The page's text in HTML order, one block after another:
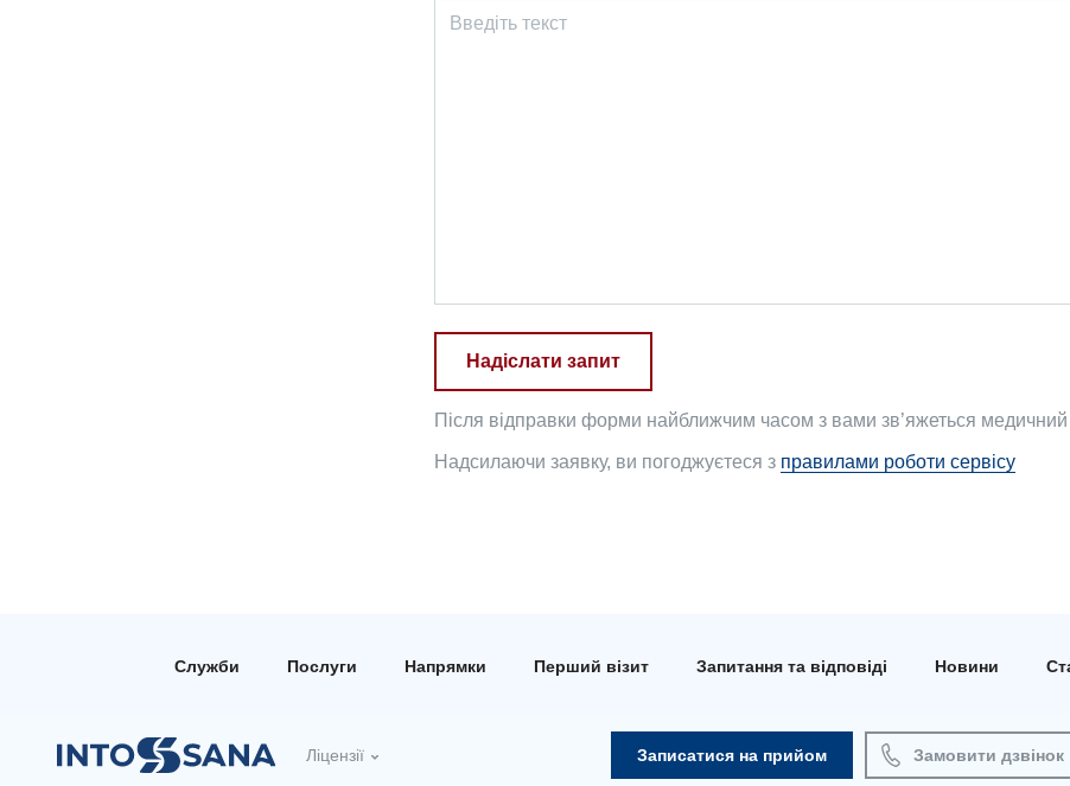
Надіслати запит
Після відправки форми найближчим часом з вами зв’яжеться
Надсилаючи заявку, ви погоджуєтеся з правилами роботи сервісу
Служби Послуги Напрямки Перший візит Запитання та відповіді Новини
Ліцензії Записатися на прийом Замовити дзвінок